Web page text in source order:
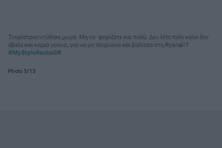
Photo 5/13